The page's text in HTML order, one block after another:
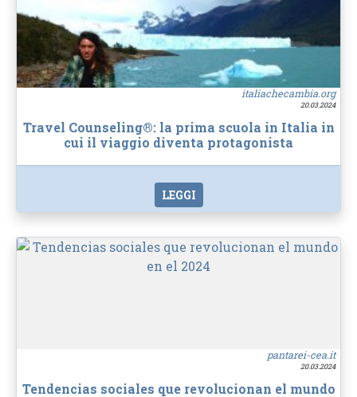
italiachecambia.org
20.03.2024
Travel Counseling®: la prima scuola in Italia in
cui il viaggio diventa protagonista
LEGGI
pantarei-cea.it
20.03.2024
Tendencias sociales que revolucionan el mundo